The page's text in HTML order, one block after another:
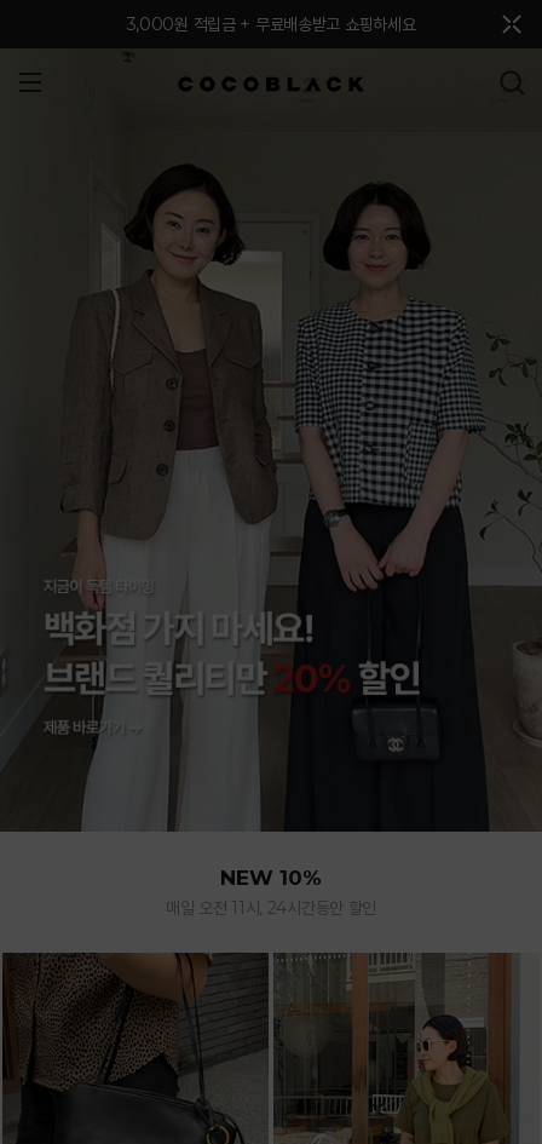
3,000원 적립금 + 무료배송받고 쇼핑하세요
NEW 10%
매일 오전 11시, 24시간동안 할인